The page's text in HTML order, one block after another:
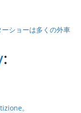
ショーは多くの外車
:
。